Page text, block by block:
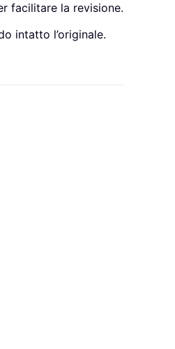
facilitare la revisione.
intatto l’originale.